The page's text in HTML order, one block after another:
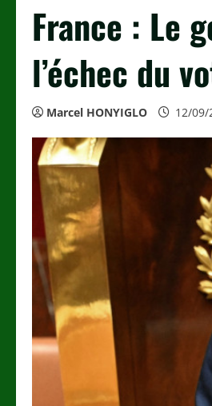
France : Le
l’échec du
Marcel HONYIGLO 12/09/